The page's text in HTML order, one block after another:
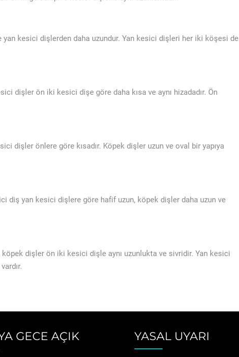
kesici dişlerden daha uzundur. Yan kesici dişleri her iki köşesi de
dişler ön iki kesici dişe göre daha kısa ve aynı hizadadır. Ön
dişler önlere göre kısadır. Köpek dişler uzun ve oval bir yapıya
diş yan kesici dişlere göre hafif uzun, köpek dişler daha uzun ve
dişler ön iki kesici dişle aynı uzunlukta ve sivridir. Yan kesici
GECE AÇIK
YASAL UYARI